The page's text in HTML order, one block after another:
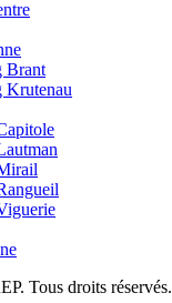
Brant
Krutenau
Tous droits réservés.